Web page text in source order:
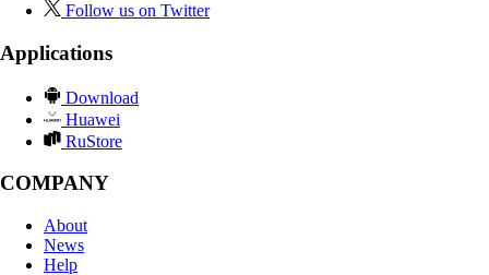
Follow us on Twitter
Applications
Download
Huawei
RuStore
COMPANY
About
News
Help